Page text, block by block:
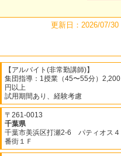
更新日：2026/07/30
【アルバイト(非常勤講師)】
集団指導：1授業（45〜55分）2,200
円以上
試用期間あり、経験考慮
〒261-0013
千葉県
千葉市美浜区打瀬2-6 パティオス４
番街１Ｆ